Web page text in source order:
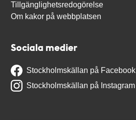
Tillgänglighetsredogörelse
Om kakor på webbplatsen
Sociala medier
Stockholmskällan på Facebook
Stockholmskällan på Instagram